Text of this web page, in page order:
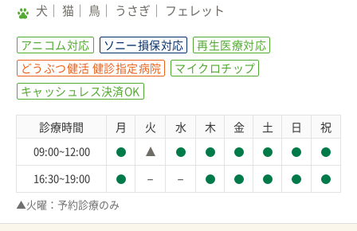
犬 猫 鳥 うさぎ フェレット
アニコム対応 ソニー損保対応
再生医療対応
どうぶつ健活 健診指定病院
マイクロチップ
キャッシュレス決済OK
診療時間 月 火 水 木 金 土 日 祝
09:00~12:00
16:30~19:00
－ －
▲火曜：予約診療のみ